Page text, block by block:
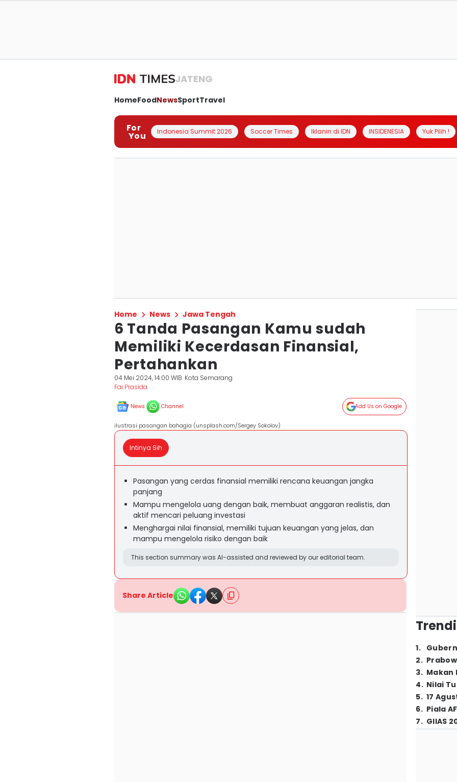
JATENG
HomeFoodNewsSportTravel
For
You Indonesia Summit 2026 Soccer Times Iklanin di IDN INSIDENESIA Yuk Pilih !
Home News Jawa Tengah
6 Tanda Pasangan Kamu sudah
Memiliki Kecerdasan Finansial,
Pertahankan
04 Mei 2024, 14:00 WIB Kota Semarang
Fai Prasida
News Channel Add Us on Google
ilustrasi pasangan bahagia (unsplash.com/Sergey Sokolov)
Intinya Sih
Pasangan yang cerdas finansial memiliki rencana keuangan jangka
panjang
Mampu mengelola uang dengan baik, membuat anggaran realistis, dan
aktif mencari peluang investasi
Menghargai nilai finansial, memiliki tujuan keuangan yang jelas, dan
mampu mengelola risiko dengan baik
This section summary was AI-assisted and reviewed by our editorial team.
Share Article
1.
2.
3. Makan
4. Nilai
5. 17
6. Piala
7. GIIAS